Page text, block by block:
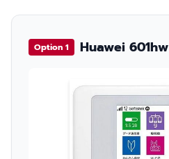
Option 1 Huawei 601hw